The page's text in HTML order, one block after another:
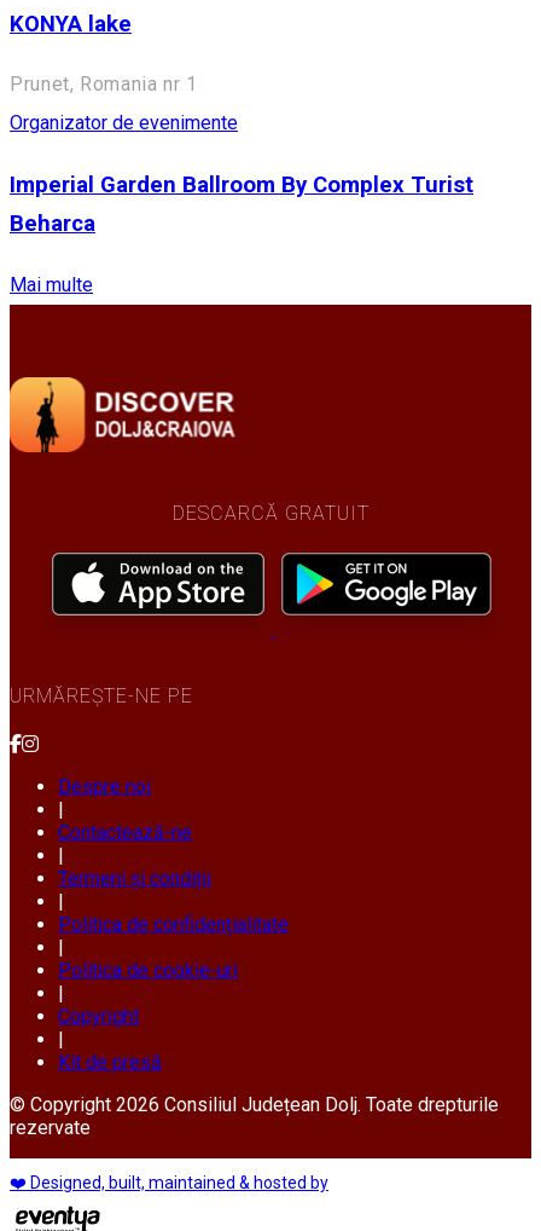
KONYA lake
Prunet, Romania nr 1
Organizator de evenimente
Imperial Garden Ballroom By Complex Turist
Beharca
Mai multe
DESCARCĂ GRATUIT
URMĂREȘTE-NE PE
Despre noi
Contactează-ne
Termeni și condiții
Politica de confidențialitate
Politica de cookie-uri
Copyright
Kit de presă
© Copyright 2026 Consiliul Județean Dolj. Toate drepturile
rezervate
❤️ Designed, built, maintained & hosted by